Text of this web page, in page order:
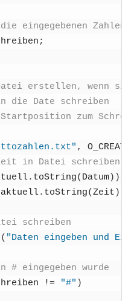
ein­ge­ge­be­nen Zah­len
;
erstel­len, wenn
die Date schrei­ben
zum
, O_CREAT
in Datei schrei­ben
. toString( Datum) )
aktu­ell. toString(Zeit )
schrei­ben
( "Daten ein­ge­ben und
ein­ge­ge­ben wur­de
!= "#" )